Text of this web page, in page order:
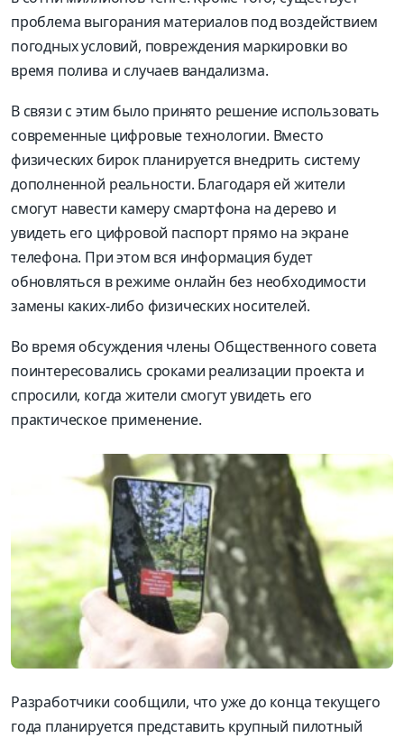
проблема выгорания материалов под воздействием
погодных условий, повреждения маркировки во
время полива и случаев вандализма.
В связи с этим было принято решение использовать
современные цифровые технологии. Вместо
физических бирок планируется внедрить систему
дополненной реальности. Благодаря ей жители
смогут навести камеру смартфона на дерево и
увидеть его цифровой паспорт прямо на экране
телефона. При этом вся информация будет
обновляться в режиме онлайн без необходимости
замены каких-либо физических носителей.
Во время обсуждения члены Общественного совета
поинтересовались сроками реализации проекта и
спросили, когда жители смогут увидеть его
практическое применение.
Разработчики сообщили, что уже до конца текущего
года планируется представить крупный пилотный